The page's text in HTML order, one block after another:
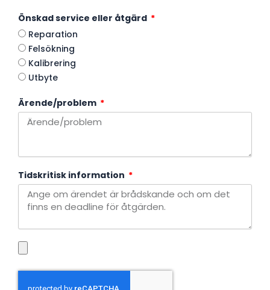
Önskad service eller åtgärd
Reparation
Felsökning
Kalibrering
Utbyte
Ärende/problem
Tidskritisk information